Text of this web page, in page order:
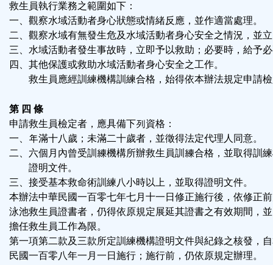
救生員執行業務之範圍如下：
一、觀察水域活動者身心狀態或情緒反應，並作適當處理。
二、觀察水域有無發生危及水域活動者身心安全之情況，並
三、水域活動者發生事故時，立即予以救助；必要時，給予
四、其他保護或救助水域活動者身心安全之工作。
救生員應經訓練機構訓練合格，始得依本辦法規定申請
第 四 條
申請救生員檢定者，應具備下列資格：
一、年滿十八歲；未滿二十歲者，並徵得法定代理人同意。
二、六個月內曾受訓練機構所辦救生員訓練合格，並取得訓
證明文件。
三、接受基本救命術訓練八小時以上，並取得證明文件。
本辦法中華民國一百零七年七月十一日修正施行後，依修正
泳池救生員證書者，仍得依原規定展延其證書之有效期間，
擔任救生員工作為限。
第一項第二款及三款所定訓練機構證明文件與紀錄之核發，
民國一百零八年一月一日施行；施行前，仍依原規定辦理。